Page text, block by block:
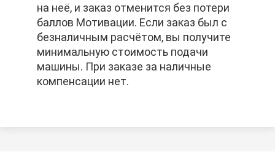
на неё, и заказ отменится без потери
баллов Мотивации. Если заказ был с
безналичным расчётом, вы получите
минимальную стоимость подачи
машины. При заказе за наличные
компенсации нет.
на неё, и заказ отменится без потери
баллов Мотивации. Если заказ был с
безналичным расчётом, вы получите
минимальную стоимость подачи
машины. При заказе за наличные
компенсации нет.
на неё, и заказ отменится без потери
баллов Мотивации. Если заказ был с
безналичным расчётом, вы получите
минимальную стоимость подачи
машины. При заказе за наличные
компенсации нет.